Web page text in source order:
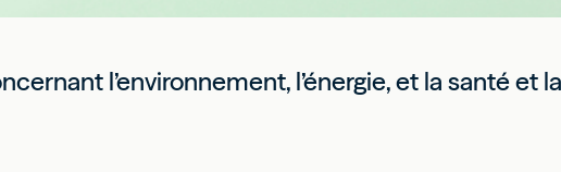
l’environnement, l’énergie, et la santé et